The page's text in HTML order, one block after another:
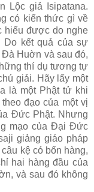
Lộc giả Isipatana.
có kiến thức gì về
hiểu được do nghe
Do kết quả của sự
Đà Huờn và sau đó,
thí dụ tương tự
giải. Hãy lấy một
là một Phật tử khi
đạo của một vị
Đức Phật. Nhưng
mạo của Đại Đức
giảng giáo pháp
kệ có bốn hàng,
hai hàng đầu của
và sau đó không